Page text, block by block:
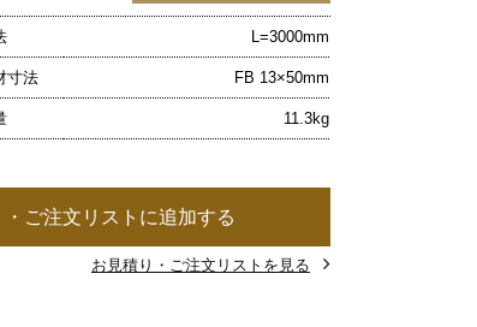
L=3000mm
寸法 FB 13×50mm
11.3kg
・ご注文リストに追加する
お見積り・ご注文リストを見る